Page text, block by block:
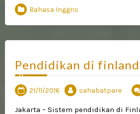
Bahasa Inggris
Pendidikan di
21/11/2016 sahabatpare
Jakarta – Sistem pendidikan di